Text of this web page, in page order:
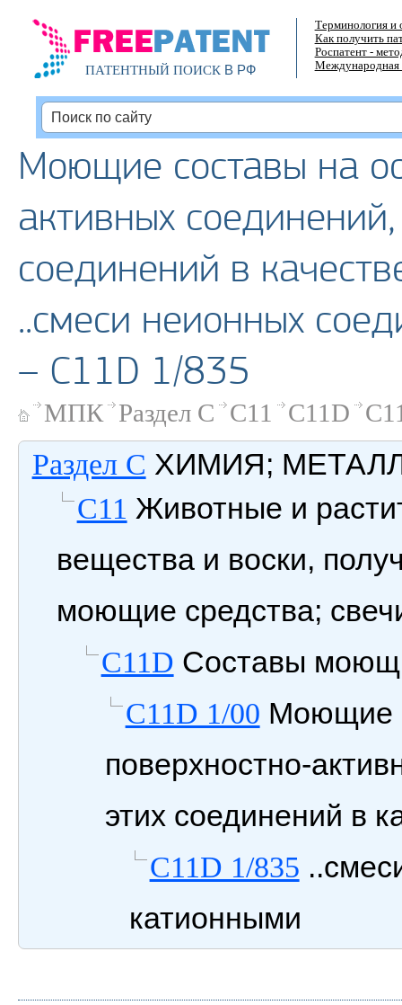
ПАТЕНТНЫЙ ПОИСКВ РФ
Терминология и
Как получить
Роспатент -
Международная
Моющие составы на
активных
соединений в
..смеси неионных
– C11D 1/835
МПК Раздел C C11 C11D
Раздел C ХИМИЯ;
C11 Животные и
вещества и воски,
моющие средства;
C11D Составы
C11D 1/00 Моющие
поверхностно-
этих соединений в
C11D 1/835
катионными